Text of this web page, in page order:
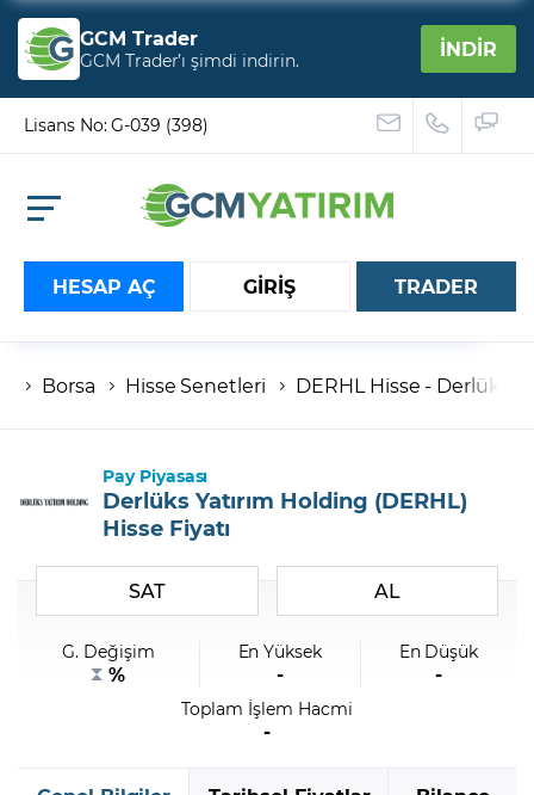
GCM Trader
GCM Trader’ı şimdi indirin. İNDİR
Lisans No: G-039 (398)
HESAP AÇ GİRİŞ
Hesap numaranız
Şifremi Unuttum
TRADER
Borsa Hisse Senetleri DERHL Hisse - Derlüks
Pay Piyasası
Derlüks Yatırım Holding (DERHL)
Hisse Fiyatı
SAT AL
G. Değişim
%
En Yüksek
-
En Düşük
-
Toplam İşlem Hacmi
-